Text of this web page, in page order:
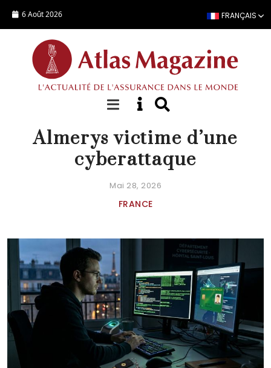
6 Août 2026 FRANÇAIS
ACTUALITÉ
Almerys victime d’une
cyberattaque
Mai 28, 2026
FRANCE